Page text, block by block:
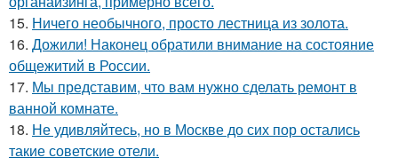
15. Ничего необычного, просто лестница из золота.
16. Дожили! Наконец обратили внимание на состояние
общежитий в России.
17. Мы представим, что вам нужно сделать ремонт в
ванной комнате.
18. Не удивляйтесь, но в Москве до сих пор остались
такие советские отели.